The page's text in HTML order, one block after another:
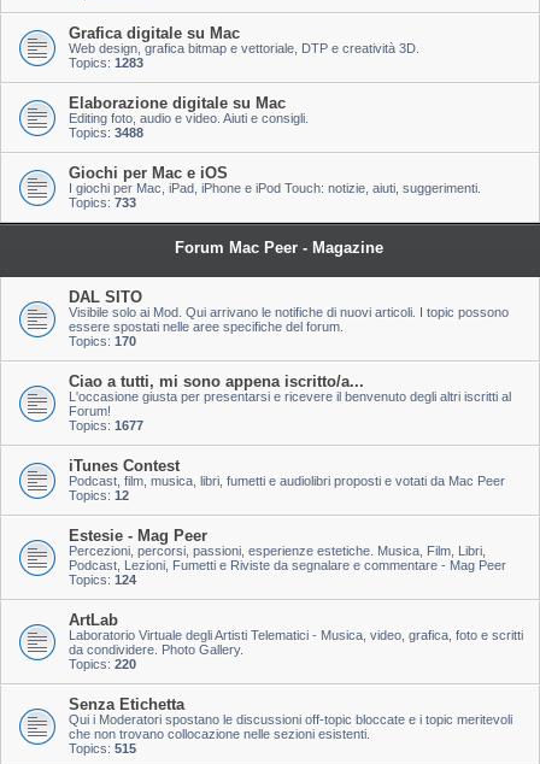
Grafica digitale su Mac
Web design, grafica bitmap e vettoriale, DTP e creatività 3D.
Topics: 1283
Elaborazione digitale su Mac
Editing foto, audio e video. Aiuti e consigli.
Topics: 3488
Giochi per Mac e iOS
I giochi per Mac, iPad, iPhone e iPod Touch: notizie, aiuti, suggerimenti.
Topics: 733
Forum Mac Peer - Magazine
DAL SITO
Visibile solo ai Mod. Qui arrivano le notifiche di nuovi articoli. I topic possono
essere spostati nelle aree specifiche del forum.
Topics: 170
Ciao a tutti, mi sono appena iscritto/a...
L'occasione giusta per presentarsi e ricevere il benvenuto degli altri iscritti al
Forum!
Topics: 1677
iTunes Contest
Podcast, film, musica, libri, fumetti e audiolibri proposti e votati da Mac Peer
Topics: 12
Estesie - Mag Peer
Percezioni, percorsi, passioni, esperienze estetiche. Musica, Film, Libri,
Podcast, Lezioni, Fumetti e Riviste da segnalare e commentare - Mag Peer
Topics: 124
ArtLab
Laboratorio Virtuale degli Artisti Telematici - Musica, video, grafica, foto e scritti
da condividere. Photo Gallery.
Topics: 220
Senza Etichetta
Qui i Moderatori spostano le discussioni off-topic bloccate e i topic meritevoli
che non trovano collocazione nelle sezioni esistenti.
Topics: 515